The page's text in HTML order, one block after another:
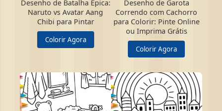
Desenho de Batalha Épica:
Naruto vs Avatar Aang
Chibi para Pintar
Colorir Agora
Desenho de Garota
Correndo com Cachorro
para Colorir: Pinte Online
ou Imprima Grátis
Colorir Agora